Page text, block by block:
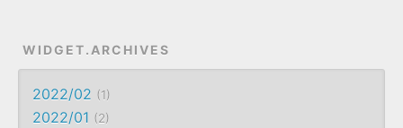
WIDGET.ARCHIVES
2022/02 1
2022/01 2